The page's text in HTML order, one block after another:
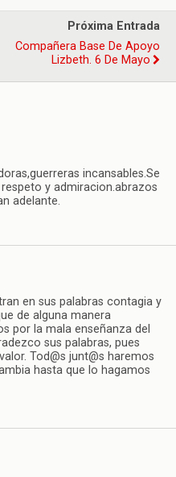
Próxima Entrada
Compañera Base De Apoyo
Lizbeth. 6 De Mayo
incansables.Se
y admiracion.abrazos
adelante.
en sus palabras contagia y
de alguna manera
por la mala enseñanza del
sus palabras, pues
Tod@s junt@s haremos
hasta que lo hagamos